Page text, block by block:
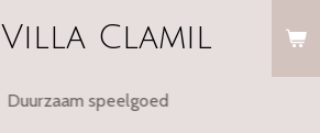
Villa Clamil
Duurzaam speelgoed